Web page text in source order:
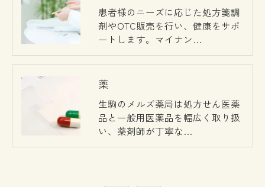
患者様のニーズに応じた処方箋調
剤やOTC販売を行い、健康をサポ
ートします。マイナン…
薬
生駒のメルズ薬局は処方せん医薬
品と一般用医薬品を幅広く取り扱
い、薬剤師が丁寧な…